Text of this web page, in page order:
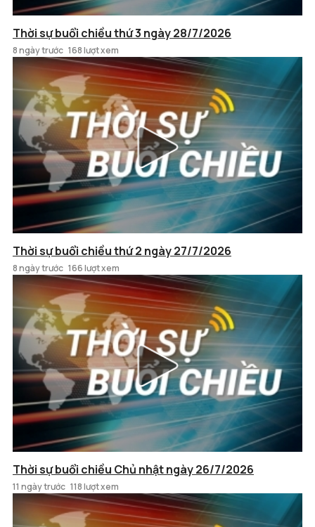
Thời sự buổi chiều thứ 3 ngày 28/7/2026
8 ngày trước 168 lượt xem
Thời sự buổi chiều thứ 2 ngày 27/7/2026
8 ngày trước 166 lượt xem
Thời sự buổi chiều Chủ nhật ngày 26/7/2026
11 ngày trước 118 lượt xem